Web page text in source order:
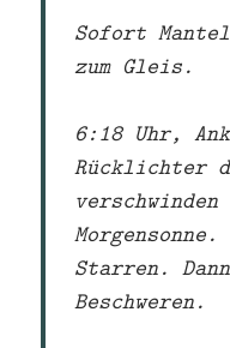
Sofort
zum Gleis.
6:18 Uhr,
Rücklichter
Starren.
Beschweren.